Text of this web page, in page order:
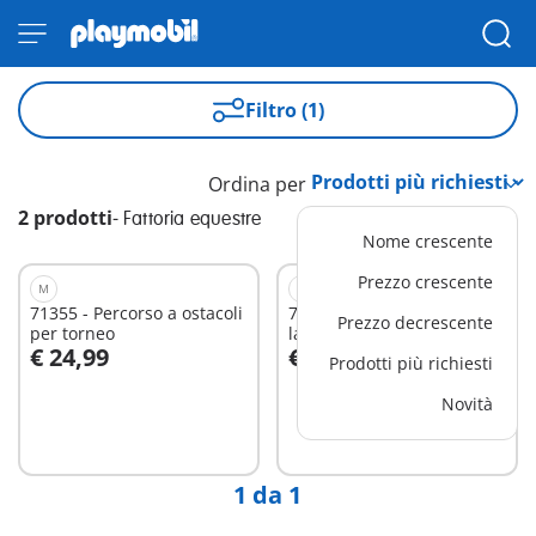
Filtro (1)
2 prodotti- Fattoria equestre
Ordina per
Nome crescente
Prezzo crescente
Prezzo decrescente
Prodotti più richiesti
Novità
M
71355 - Percorso a ostacoli
per torneo
€ 24,99
Aggiungi al carrello
71354 - Area di cura e
lavaggio per cavalli
€ 35,99
Aggiungi al carrello
1 da 1